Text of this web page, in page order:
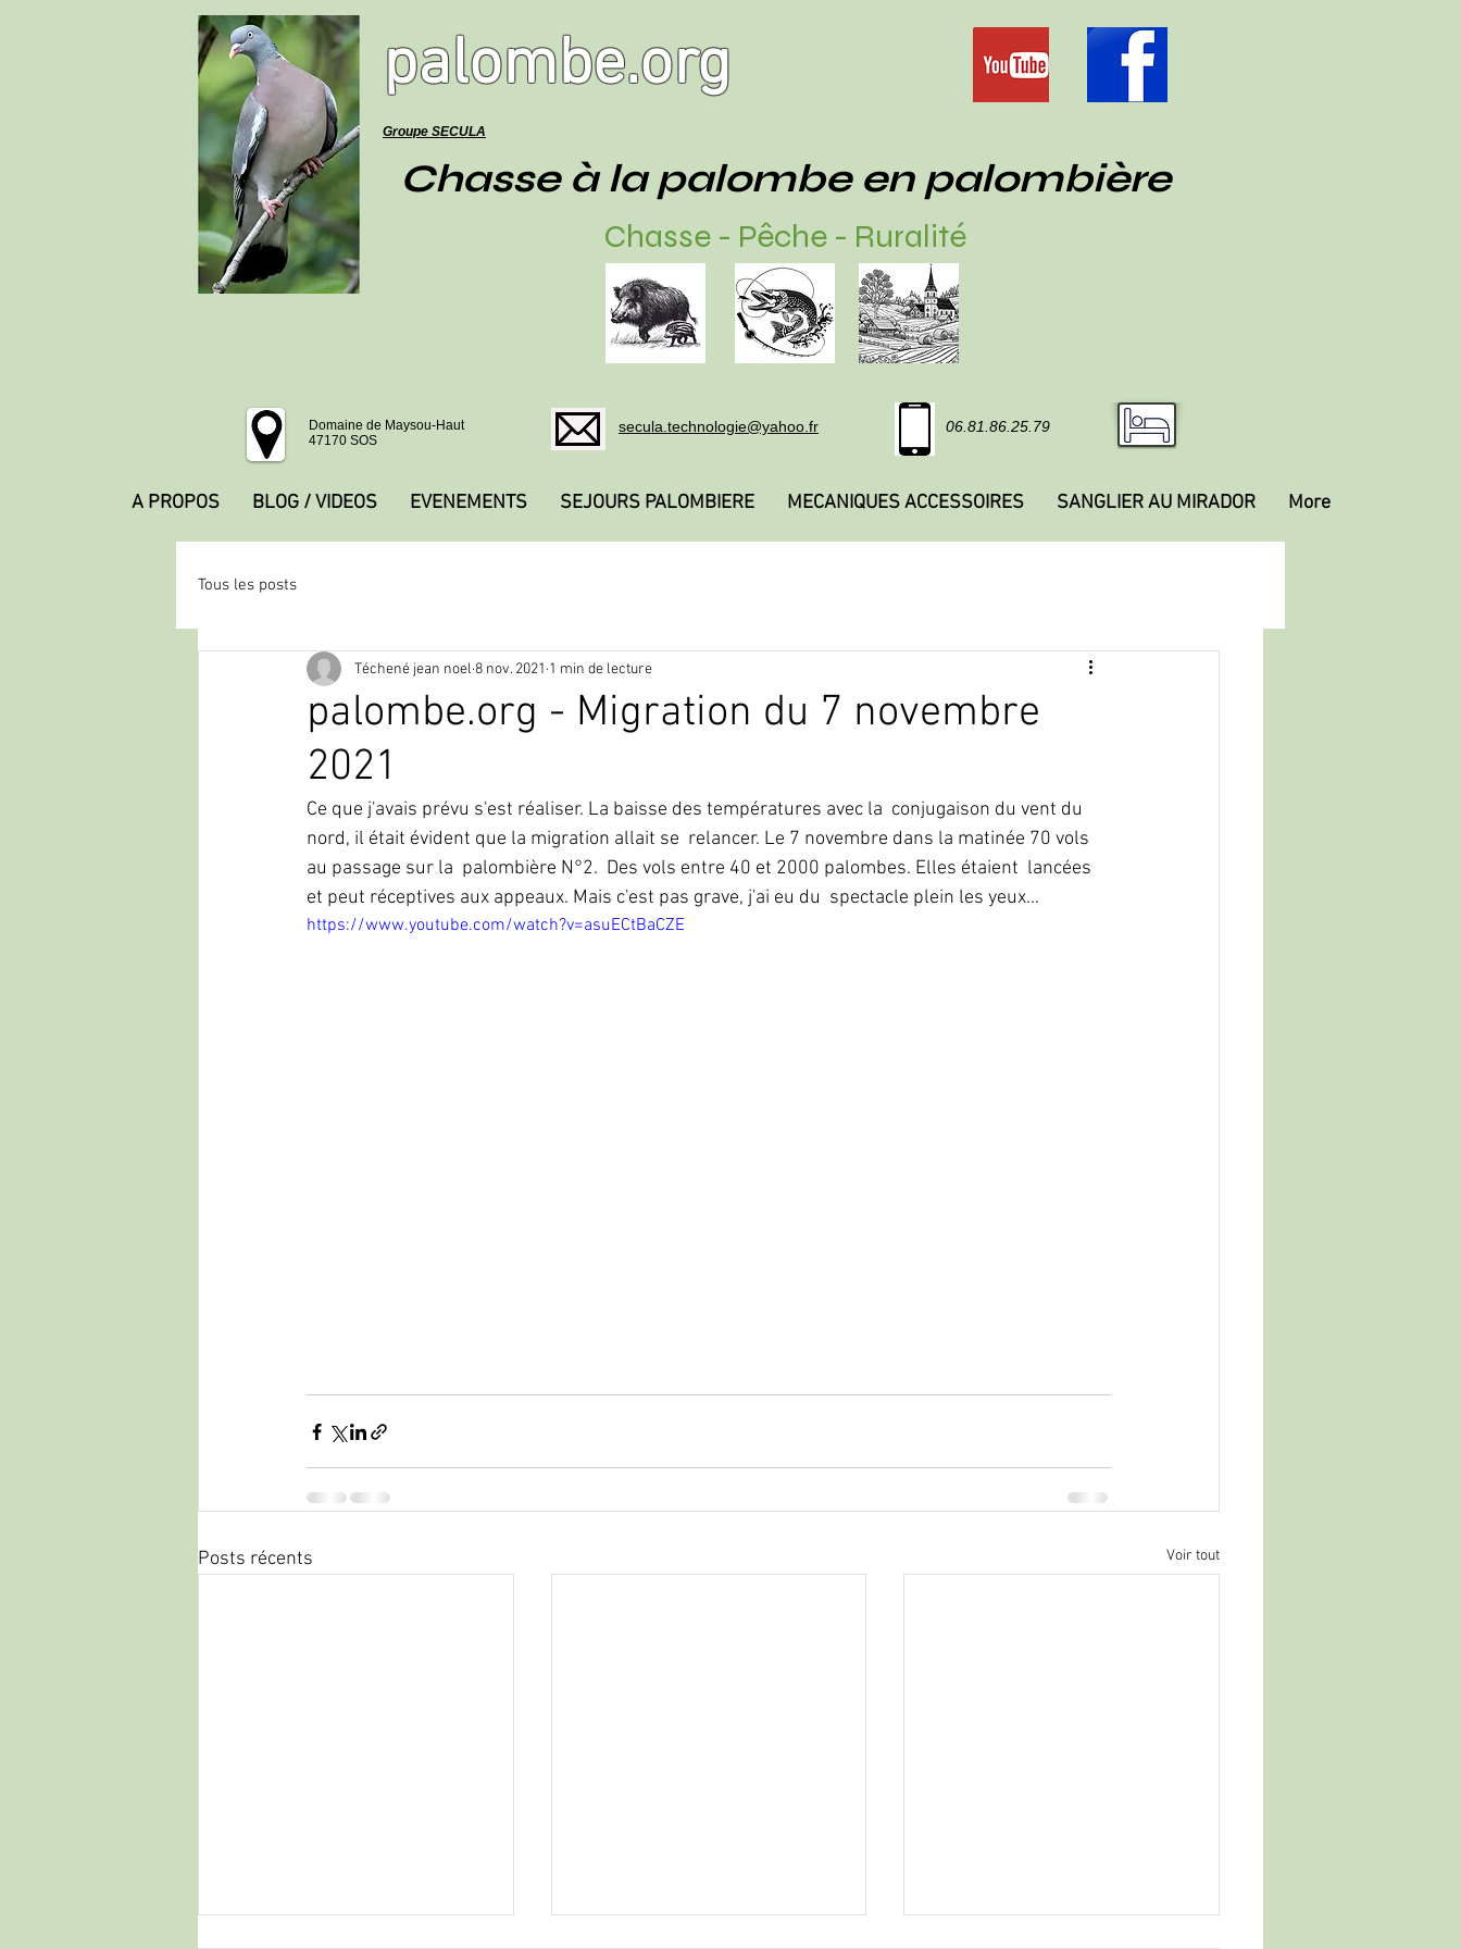
palombe.org
Groupe SECULA
Chasse à la palombe en palombière
Chasse - Pêche - Ruralité
Domaine de Maysou-Haut
47170 SOS
secula.technologie@yahoo.fr 06.81.86.25.79
A PROPOS BLOG / VIDEOS EVENEMENTS SEJOURS PALOMBIERE MECANIQUES ACCESSOIRES SANGLIER AU MIRADOR More
Tous les posts
palombe.org - Migration du 7 novembre
2021
Téchené jean noel 8 nov. 2021 1 min de lecture
Ce que j'avais prévu s'est réaliser. La baisse des températures avec la  conjugaison du vent du
nord, il était évident que la migration allait se  relancer. Le 7 novembre dans la matinée 70 vols
au passage sur la  palombière N°2.  Des vols entre 40 et 2000 palombes. Elles étaient  lancées
et peut réceptives aux appeaux. Mais c'est pas grave, j'ai eu du  spectacle plein les yeux...
https://www.youtube.com/watch?v=asuECtBaCZE
Posts récents Voir tout